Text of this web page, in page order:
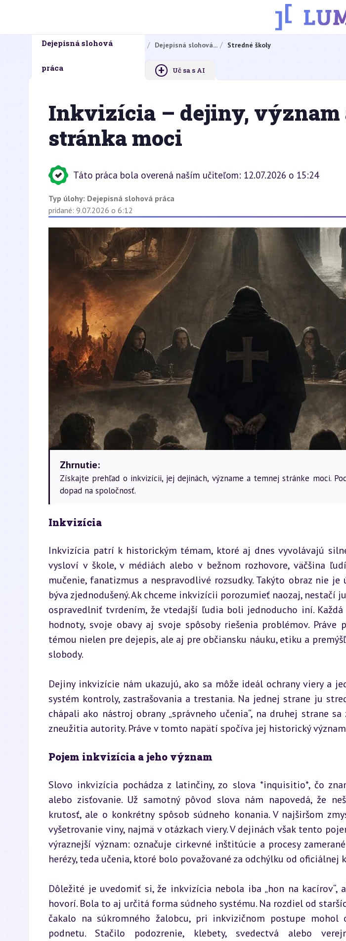
Domovská stránka Domáce úlohy Dejepisná slohová... Stredné školy
Dejepisná slohová
práca + Uč sa s AI
Inkvizícia – dejiny, význam
stránka moci
Táto práca bola overená naším učiteľom: 12.07.2026 o 15:24
Typ úlohy: Dejepisná slohová práca
pridané: 9.07.2026 o 6:12
Zhrnutie:
Získajte prehľad o inkvizícii, jej dejinách, význame a temnej stránke moci.
dopad na spoločnosť.
Inkvizícia
Inkvizícia patrí k historickým témam, ktoré aj dnes vyvolávajú
vysloví v škole, v médiách alebo v bežnom rozhovore, väčšina
mučenie, fanatizmus a nespravodlivé rozsudky. Takýto obraz nie je
býva zjednodušený. Ak chceme inkvizícii porozumieť naozaj, nestačí
ospravedlniť tvrdením, že vtedajší ľudia boli jednoducho iní.
hodnoty, svoje obavy aj svoje spôsoby riešenia problémov.
témou nielen pre dejepis, ale aj pre občiansku náuku, etiku a
slobody.
Dejiny inkvizície nám ukazujú, ako sa môže ideál ochrany viery a
systém kontroly, zastrašovania a trestania. Na jednej strane ju
chápali ako nástroj obrany „správneho učenia“, na druhej strane
zneužitia autority. Práve v tomto napätí spočíva jej historický
Pojem inkvizícia a jeho význam
Slovo inkvizícia pochádza z latinčiny, zo slova *inquisitio*, čo
alebo zisťovanie. Už samotný pôvod slova nám napovedá, že
krutosť, ale o konkrétny spôsob súdneho konania. V najširšom
vyšetrovanie viny, najmä v otázkach viery. V dejinách však tento
výraznejší význam: označuje cirkevné inštitúcie a procesy
herézy, teda učenia, ktoré bolo považované za odchýlku od oficiálnej
Dôležité je uvedomiť si, že inkvizícia nebola iba „hon na kacírov“,
hovorí. Bola to aj určitá forma súdneho systému. Na rozdiel od
čakalo na súkromného žalobcu, pri inkvizičnom postupe
podnetu. Stačilo podozrenie, klebety, svedectvá alebo